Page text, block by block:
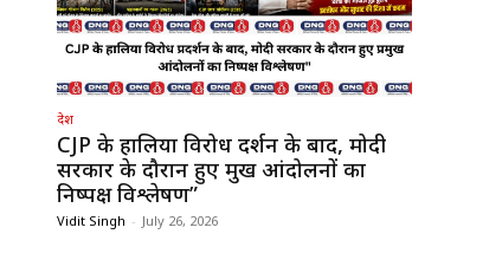
देश
CJP के हालिया विरोध प्रदर्शन के बाद, मोदी
सरकार के दौरान हुए प्रमुख आंदोलनों का
निष्पक्ष विश्लेषण”
Vidit Singh - July 26, 2026